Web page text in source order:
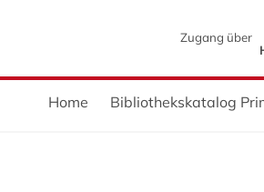
Zugang über
Home Bibliothekskatalog